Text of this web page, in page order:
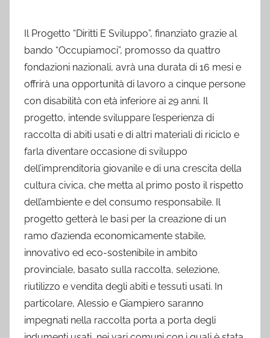
Il Progetto “Diritti E Sviluppo”, finanziato grazie al
bando “Occupiamoci”, promosso da quattro
fondazioni nazionali, avrà una durata di 16 mesi e
offrirà una opportunità di lavoro a cinque persone
con disabilità con età inferiore ai 29 anni. Il
progetto, intende sviluppare l’esperienza di
raccolta di abiti usati e di altri materiali di riciclo e
farla diventare occasione di sviluppo
dell’imprenditoria giovanile e di una crescita della
cultura civica, che metta al primo posto il rispetto
dell’ambiente e del consumo responsabile. Il
progetto getterà le basi per la creazione di un
ramo d’azienda economicamente stabile,
innovativo ed eco-sostenibile in ambito
provinciale, basato sulla raccolta, selezione,
riutilizzo e vendita degli abiti e tessuti usati. In
particolare, Alessio e Giampiero saranno
impegnati nella raccolta porta a porta degli